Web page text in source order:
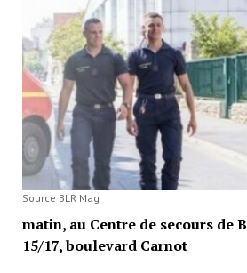
Source BLR Mag
matin, au Centre de secours de
15/17, boulevard Carnot